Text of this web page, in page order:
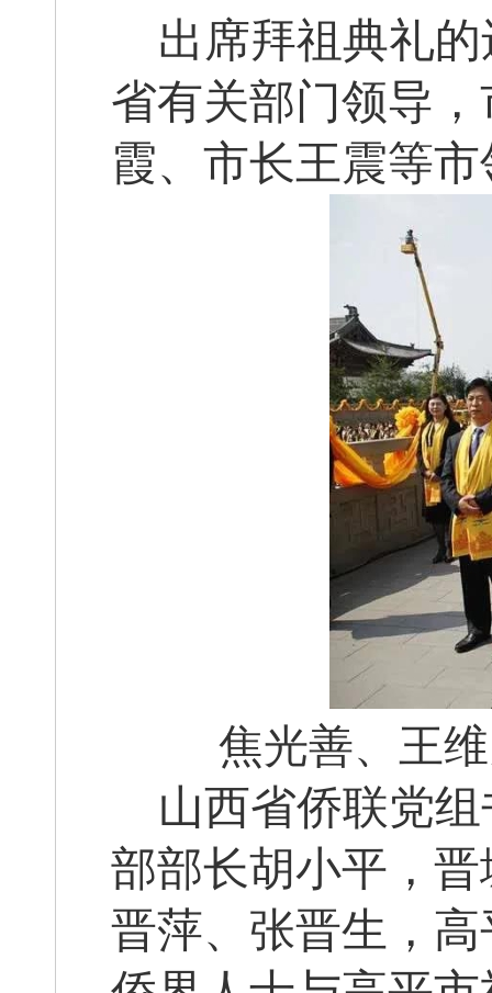
出席拜祖典礼
省有关部门领导
霞、市长王震等
焦光善、王
山西省侨联党
部部长胡小平，
晋萍、张晋生，